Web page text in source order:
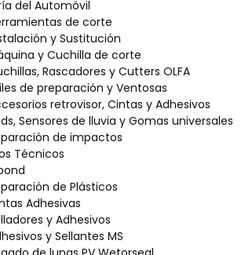
del Automóvil
de corte
y Sustitución
y Cuchilla de corte
Rascadores y Cutters OLFA
de preparación y Ventosas
retrovisor, Cintas y Adhesivos
Sensores de lluvia y Gomas universales
de impactos
Técnicos
de Plásticos
Adhesivas
y Adhesivos
y Sellantes MS